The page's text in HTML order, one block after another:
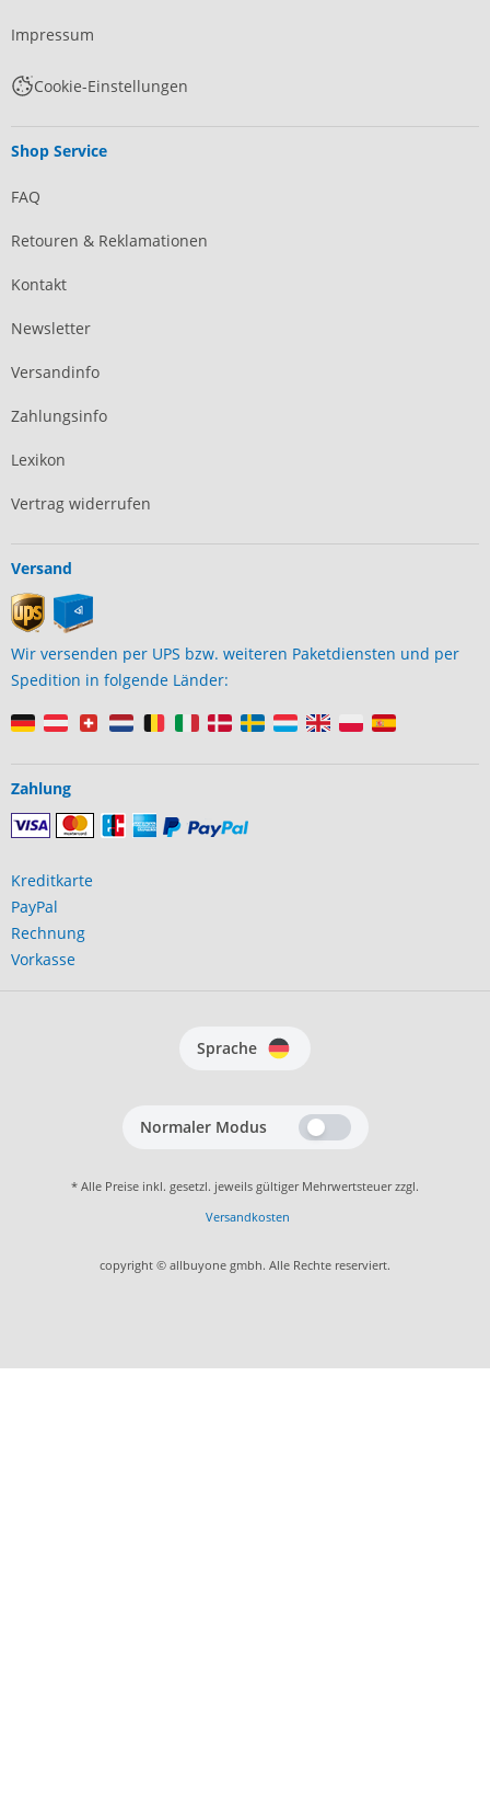
Impressum
Cookie-Einstellungen
Shop Service
FAQ
Retouren & Reklamationen
Kontakt
Newsletter
Versandinfo
Zahlungsinfo
Lexikon
Vertrag widerrufen
Versand
Wir versenden per UPS bzw. weiteren Paketdiensten und per
Spedition in folgende Länder:
Zahlung
Kreditkarte
PayPal
Rechnung
Vorkasse
Sprache
Normaler Modus
* Alle Preise inkl. gesetzl. jeweils gültiger Mehrwertsteuer zzgl.
Versandkosten
copyright © allbuyone gmbh. Alle Rechte reserviert.